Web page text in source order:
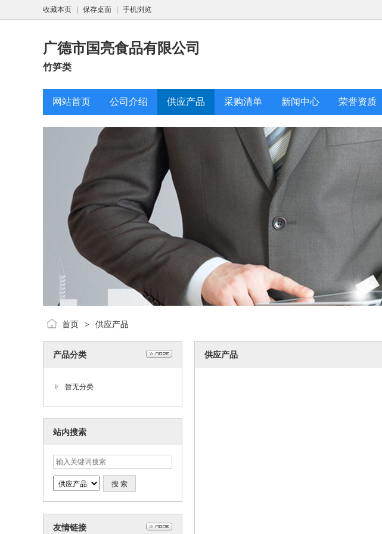
收藏本页 保存桌面 手机浏览
广德市国亮食品有限公司
竹笋类
网站首页 公司介绍 供应产品 采购清单 新闻中心 荣誉资质
首页 > 供应产品
产品分类
暂无分类
站内搜索
友情链接
供应产品